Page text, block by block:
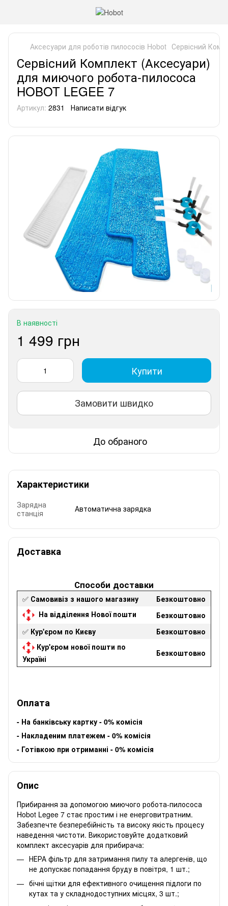
Аксесуари для роботів пилососів Hobot Сервісний
Сервісний Комплект (Аксесуари)
для миючого робота-пилососа
HOBOT LEGEE 7
Артикул: 2831 Написати відгук
В наявності
1 499 грн
Купити
Замовити швидко
До обраного
Характеристики
Зарядна
станція
Автоматична зарядка
Доставка
Способи доставки
✅ Самовивіз з нашого магазину
Безкоштовно
На відділення Нової пошти
Безкоштовно
✅ Кур'єром по Києву
Безкоштовно
Кур'єром нової пошти по
Україні
Безкоштовно
Оплата
- На банківську картку - 0% комісія
- Накладеним платежем - 0% комісія
- Готівкою при отриманні - 0% комісія
Опис
Прибирання за допомогою миючого робота-пилососа
Hobot Legee 7 стає простим і не енерговитратним.
Забезпечте безперебійність та високу якість процесу
наведення чистоти. Використовуйте додатковий
комплект аксесуарів для прибирача:
НЕРА фільтр для затримання пилу та алергенів, що
не допускає попадання бруду в повітря, 1 шт.;
бічні щітки для ефективного очищення підлоги по
кутах та у складнодоступних місцях, 3 шт.;